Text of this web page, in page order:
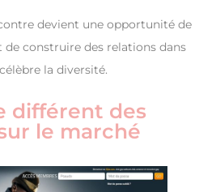
devient une opportunité de
de construire des relations dans
la diversité.
différent des
le marché